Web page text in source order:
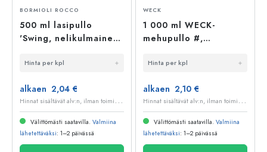
BORMIOLI ROCCO
500 ml lasipullo
'Swing, nelikulmainen,
Hinta per kpl
alkaen 2,04 €
H
innat sisältävät alv:n, ilman toimituskuluja
Välittömästi saatavilla. Valmiina
lähetettäväksi: 1–2 päivässä
WECK
1 000 ml WECK-
mehupullo #,
reuna
Hinta per kpl
alkaen 2,10 €
H
innat sisältävät alv:n, ilman toimituskuluja
Välittömästi saatavilla. Valmiina
lähetettäväksi: 1–2 päivässä